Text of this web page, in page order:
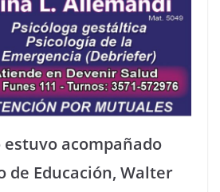
acompañado
de Educación, Walter